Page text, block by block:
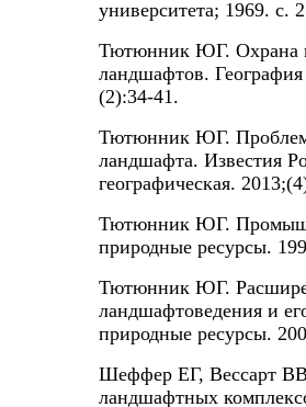
университета; 1969. с.
Тютюнник ЮГ. Охрана
ландшафтов.
(2):34-41.
Тютюнник ЮГ.
ландшафта. Известия
географическая.
Тютюнник ЮГ.
природные ресурсы.
Тютюнник ЮГ.
ландшафтоведения и
природные ресурсы.
Шеффер ЕГ, Вессарт
ландшафтных